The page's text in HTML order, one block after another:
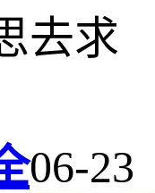
去求
06-23